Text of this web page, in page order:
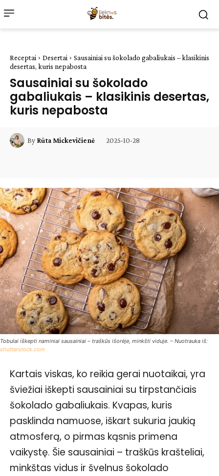
Receptai Desertai
Sausainiai su šokolado gabaliukais – klasikinis
desertas, kuris nepabosta
Sausainiai su šokolado
gabaliukais – klasikinis desertas,
kuris nepabosta
By Rūta Mickevičienė 2025-10-28
Tobulai iškepti naminiai sausainiai – traškūs išorėje, minkšti viduje. – Nuotrauka iš:
shutterstock.com
Kartais viskas, ko reikia gerai nuotaikai, yra
šviežiai iškepti sausainiai su tirpstančiais
šokolado gabaliukais. Kvapas, kuris
pasklinda namuose, iškart sukuria jaukią
atmosferą, o pirmas kąsnis primena
vaikystę. Šie sausainiai – traškūs krašteliai,
minkštas vidus ir švelnus šokolado